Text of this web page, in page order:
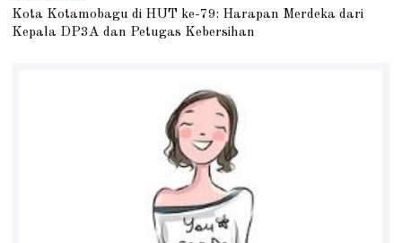
/
0
Kota Kotamobagu di HUT ke-79: Harapan Merdeka dari
Kepala DP3A dan Petugas Kebersihan